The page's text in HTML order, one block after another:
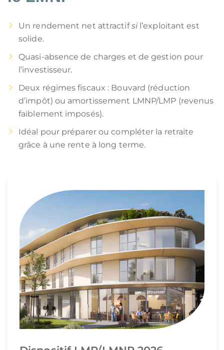
Un rendement net attractifsil’exploitant est
solide.
Quasi-absence de charges et de gestion pour
l’investisseur.
Deux régimes fiscaux : Bouvard (réduction
d’impôt) ou amortissement LMNP/LMP (revenus
faiblement imposés).
Idéal pour préparer ou compléter la retraite
grâce à une rente à long terme.